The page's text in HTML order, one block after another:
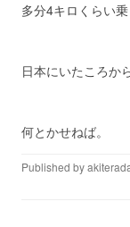
多分4キロくらい乗
日本にいたころか
何とかせねば。
Published by